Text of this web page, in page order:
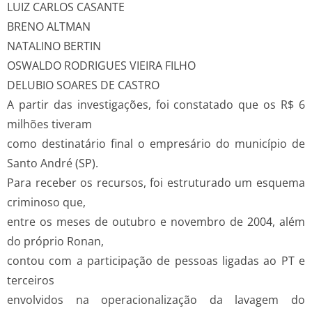
LUIZ CARLOS CASANTE
BRENO ALTMAN
NATALINO BERTIN
OSWALDO RODRIGUES VIEIRA FILHO
DELUBIO SOARES DE CASTRO
A partir das investigações, foi constatado que os R$ 6
milhões tiveram
como destinatário final o empresário do município de
Santo André (SP).
Para receber os recursos, foi estruturado um esquema
criminoso que,
entre os meses de outubro e novembro de 2004, além
do próprio Ronan,
contou com a participação de pessoas ligadas ao PT e
terceiros
envolvidos na operacionalização da lavagem do